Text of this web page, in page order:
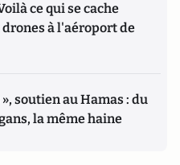
ce qui se cache
à l'aéroport de
soutien au Hamas : du
la même haine